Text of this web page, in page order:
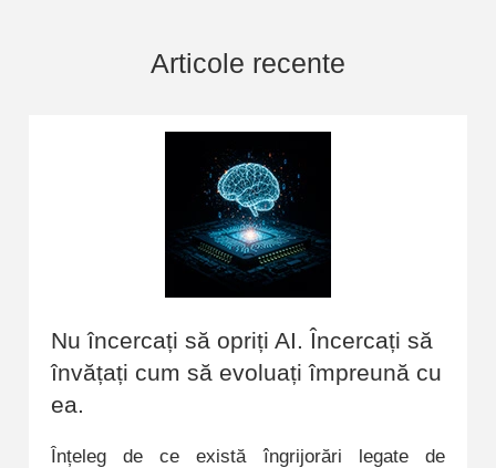
Articole recente
Nu încercați să opriți AI. Încercați să
învățați cum să evoluați împreună cu
ea.
Înțeleg de ce există îngrijorări legate de